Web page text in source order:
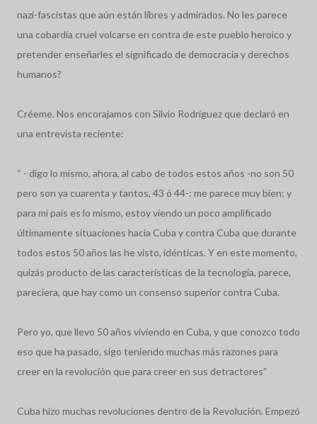
nazi-fascistas que aún están libres y admirados. No les parece
una cobardía cruel volcarse en contra de este pueblo heroico y
pretender enseñarles el significado de democracia y derechos
humanos?
Créeme. Nos encorajamos con Silvio Rodríguez que declaró en
una entrevista reciente:
“ - digo lo mismo, ahora, al cabo de todos estos años -no son 50
pero son ya cuarenta y tantos, 43 ó 44-: me parece muy bien; y
para mí país es lo mismo, estoy viendo un poco amplificado
últimamente situaciones hacia Cuba y contra Cuba que durante
todos estos 50 años las he visto, idénticas. Y en este momento,
quizás producto de las características de la tecnología, parece,
pareciera, que hay como un consenso superior contra Cuba.
Pero yo, que llevo 50 años viviendo en Cuba, y que conozco todo
eso que ha pasado, sigo teniendo muchas más razones para
creer en la revolución que para creer en sus detractores”
Cuba hizo muchas revoluciones dentro de la Revolución. Empezó